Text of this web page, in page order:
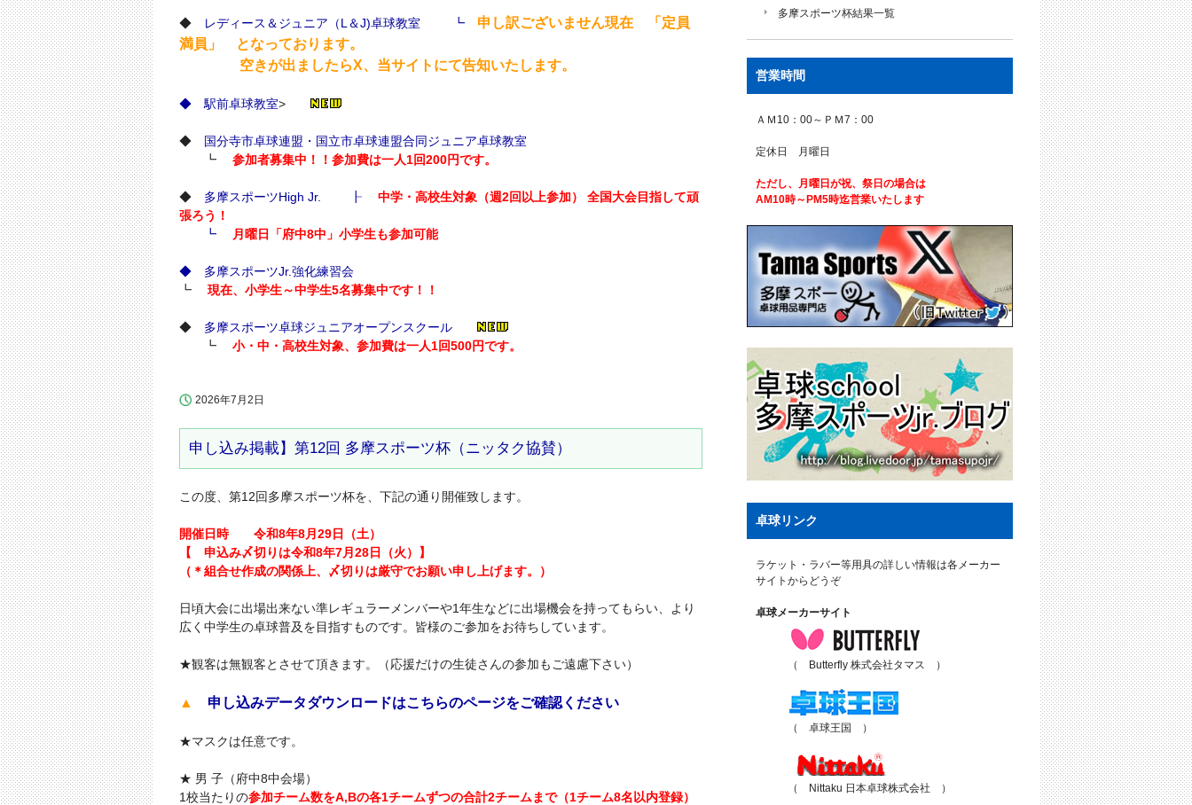
◆ レディース＆ジュニア（L＆J)卓球教室 ┗ 申し訳ございません現在 「定員
満員」 となっております。
空きが出ましたらX、当サイトにて告知いたします。
◆ 駅前卓球教室>
◆ 国分寺市卓球連盟・国立市卓球連盟合同ジュニア卓球教室
┗
参加者募集中！！参加費は一人1回200円です。
◆ 多摩スポーツHigh Jr. ┠ 中学・高校生対象（週2回以上参加） 全国大会目指して頑
張ろう！
┗
月曜日「府中8中」小学生も参加可能
◆ 多摩スポーツJr.強化練習会
┗ 現在、小学生～中学生5名募集中です！！
◆ 多摩スポーツ卓球ジュニアオープンスクール
┗ 小・中・高校生対象、参加費は一人1回500円です。
2026年7月2日
申し込み掲載】第12回 多摩スポーツ杯（ニッタク協賛）
この度、第12回多摩スポーツ杯を、下記の通り開催致します。
開催日時 令和8年8月29日（土）
【 申込み〆切りは令和8年7月28日（火）】
（＊組合せ作成の関係上、〆切りは厳守でお願い申し上げます。）
日頃大会に出場出来ない準レギュラーメンバーや1年生などに出場機会を持ってもらい、より
広く中学生の卓球普及を目指すものです。皆様のご参加をお待ちしています。
★観客は無観客とさせて頂きます。（応援だけの生徒さんの参加もご遠慮下さい）
▲ 申し込みデータダウンロードはこちらのページをご確認ください
★マスクは任意です。
★ 男 子（府中8中会場）
1校当たりの参加チーム数をA,Bの各1チームずつの合計2チームまで（1チーム8名以内登録）
多摩スポーツ杯結果一覧
営業時間
ＡＭ10：00～ＰＭ7：00
定休日 月曜日
ただし、月曜日が祝、祭日の場合は
AM10時～PM5時迄営業いたします
卓球リンク
ラケット・ラバー等用具の詳しい情報は各メーカー
サイトからどうぞ
卓球メーカーサイト
（ Butterfly 株式会社タマス ）
（ 卓球王国 ）
（ Nittaku 日本卓球株式会社 ）